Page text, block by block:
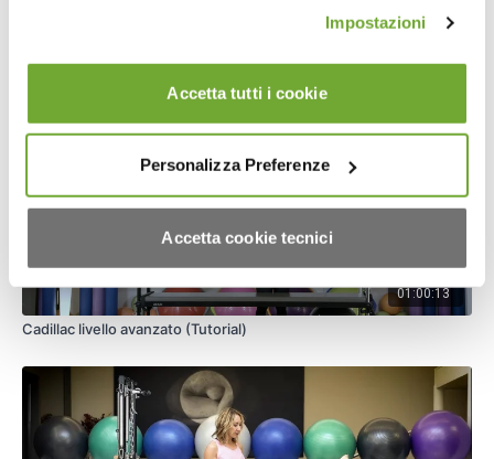
finalità indicate. Cliccando sul pulsante "Accetta cookie
tecnici" acconsenti all'uso dei soli cookie tecnici.
Impostazioni
Accetta tutti i cookie
Personalizza Preferenze
Accetta cookie tecnici
01:00:13
Cadillac livello avanzato (Tutorial)